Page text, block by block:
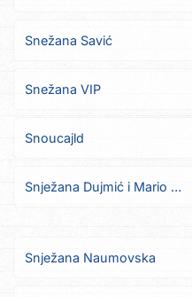
Snežana Savić
Snežana VIP
Snoucajld
Snježana Dujmić i Mario Rucner
Snježana Naumovska